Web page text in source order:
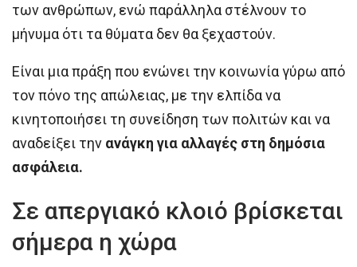
των ανθρώπων, ενώ παράλληλα στέλνουν το
μήνυμα ότι τα θύματα δεν θα ξεχαστούν.
Είναι μια πράξη που ενώνει την κοινωνία γύρω από
τον πόνο της απώλειας, με την ελπίδα να
κινητοποιήσει τη συνείδηση των πολιτών και να
αναδείξει την ανάγκη για αλλαγές στη δημόσια
ασφάλεια.
Σε απεργιακό κλοιό βρίσκεται
σήμερα η χώρα